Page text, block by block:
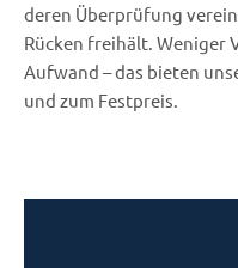
deren Überprüfung
Rücken freihält. Weniger
Aufwand – das bieten
und zum Festpreis.